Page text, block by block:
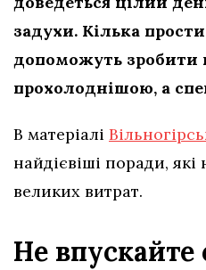
задухи. Кілька
допоможуть зробити
прохолоднішою, а
В матеріалі
найдієвіші поради,
великих витрат.
Не впускайте